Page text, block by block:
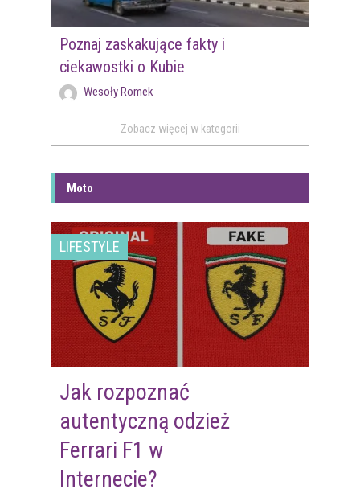
Poznaj zaskakujące fakty i
ciekawostki o Kubie
Wesoły Romek
Zobacz więcej w kategorii
Moto
LIFESTYLE
Jak rozpoznać
autentyczną odzież
Ferrari F1 w
Internecie?